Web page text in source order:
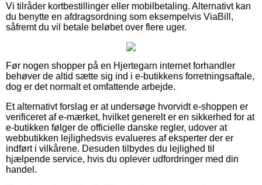
Vi tilråder kortbestillinger eller mobilbetaling. Alternativt kan
du benytte en afdragsordning som eksempelvis ViaBill,
såfremt du vil betale beløbet over flere uger.
Før nogen shopper på en Hjertegarn internet forhandler
behøver de altid sætte sig ind i e-butikkens forretningsaftale,
dog er det normalt et omfattende arbejde.
Et alternativt forslag er at undersøge hvorvidt e-shoppen er
verificeret af e-mærket, hvilket generelt er en sikkerhed for at
e-butikken følger de officielle danske regler, udover at
webbutikken lejlighedsvis evalueres af eksperter der er
indført i vilkårene. Desuden tilbydes du lejlighed til
hjælpende service, hvis du oplever udfordringer med din
handel.